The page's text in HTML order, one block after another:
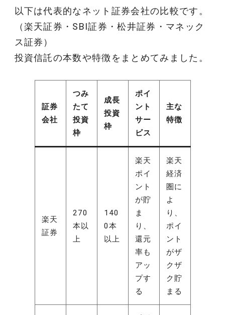
以下は代表的なネット証券会社の比較です。
（楽天証券・SBI証券・松井証券・マネック
ス証券）
投資信託の本数や特徴をまとめてみました。
証券
会社
つみ
たて
投資
枠
成長
投資
枠
ポイ
ント
サー
ビス
主な
特徴
楽天
証券
270
本以
上
140
0本
以上
楽天
ポイ
ント
が貯
ま
り、
還元
率も
アッ
プす
る
楽天
経済
圏に
よ
り、
ポイ
ント
がザ
クザ
ク貯
まる